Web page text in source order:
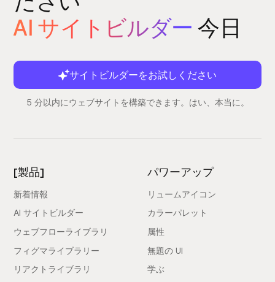
AI サイトビルダー 今日
サイトビルダーをお試しください
5 分以内にウェブサイトを構築できます。はい、本当に。
[製品]
新着情報
AI サイトビルダー
ウェブフローライブラリ
フィグマライブラリー
リアクトライブラリ
パワーアップ
リュームアイコン
カラーパレット
属性
無題の UI
学ぶ